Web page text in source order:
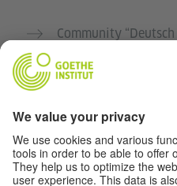
Community
የGoethe-Institut
ግላዊነት እና አንዳች እንቅስቃሴ